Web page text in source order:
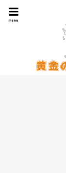
menu